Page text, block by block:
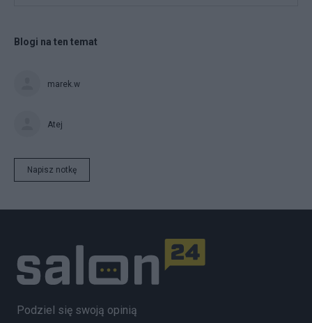
Blogi na ten temat
marek.w
Atej
Napisz notkę
Podziel się swoją opinią